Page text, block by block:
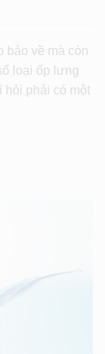
bảo về mà còn
loại ốp lưng
hỏi phải có một